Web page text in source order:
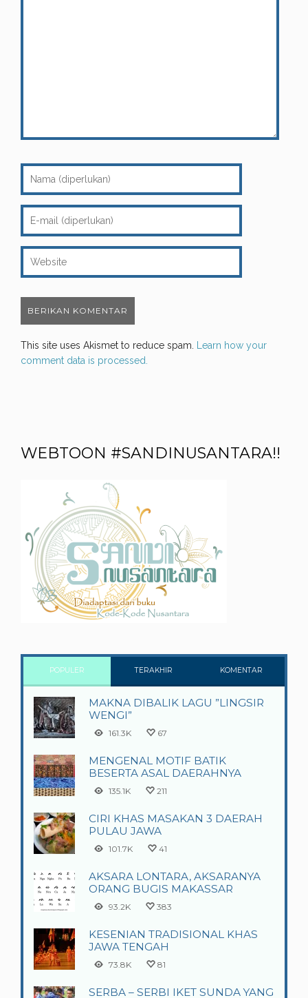
This site uses Akismet to reduce spam.
Learn how your
comment data is processed.
WEBTOON #SANDINUSANTARA!!
POPULER TERAKHIR KOMENTAR
MAKNA DIBALIK LAGU ”LINGSIR
WENGI”
161.3K 67
MENGENAL MOTIF BATIK
BESERTA ASAL DAERAHNYA
135.1K 211
CIRI KHAS MASAKAN 3 DAERAH
PULAU JAWA
101.7K 41
AKSARA LONTARA, AKSARANYA
ORANG BUGIS MAKASSAR
93.2K 383
KESENIAN TRADISIONAL KHAS
JAWA TENGAH
73.8K 81
SERBA – SERBI IKET SUNDA YANG